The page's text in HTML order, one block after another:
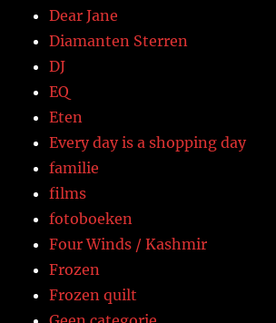
Dear Jane
Diamanten Sterren
DJ
EQ
Eten
Every day is a shopping day
familie
films
fotoboeken
Four Winds / Kashmir
Frozen
Frozen quilt